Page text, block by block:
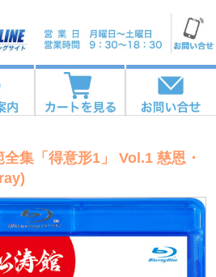
集「得意形1」 Vol.1 慈恩・